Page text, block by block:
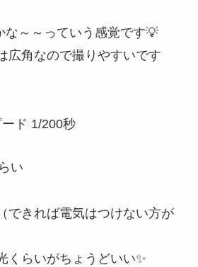
な～～っていう感覚です💡
広角なので撮りやすいです
ド 1/200秒
い
できれば電気はつけない方が
らいがちょうどいい✨